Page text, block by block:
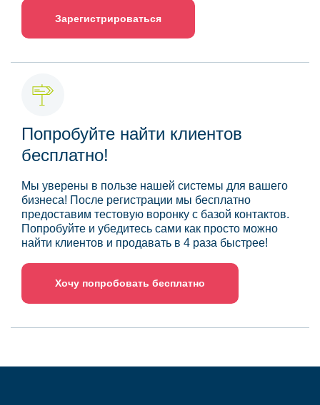
Зарегистрироваться
Попробуйте найти клиентов
бесплатно!
Мы уверены в пользе нашей системы для вашего
бизнеса! После регистрации мы бесплатно
предоставим тестовую воронку с базой контактов.
Попробуйте и убедитесь сами как просто можно
найти клиентов и продавать в 4 раза быстрее!
Хочу попробовать бесплатно